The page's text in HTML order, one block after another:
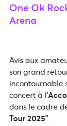
One Ok
Arena
Avis aux
son grand
incontournable
concert à l’
dans le cadre
Tour 2025”